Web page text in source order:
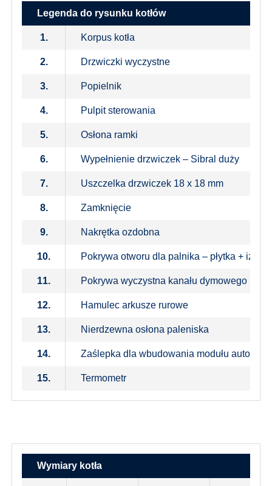
Legenda do rysunku kotłów
1. Korpus kotła
2. Drzwiczki wyczystne
3. Popielnik
4. Pulpit sterowania
5. Osłona ramki
6. Wypełnienie drzwiczek – Sibral duży
7. Uszczelka drzwiczek 18 x 18 mm
8. Zamknięcie
9. Nakrętka ozdobna
10. Pokrywa otworu dla palnika – płytka +
11. Pokrywa wyczystna kanału dymowego
12. Hamulec arkusze rurowe
13. Nierdzewna osłona paleniska
14. Zaślepka dla wbudowania modułu
15. Termometr
Wymiary kotła